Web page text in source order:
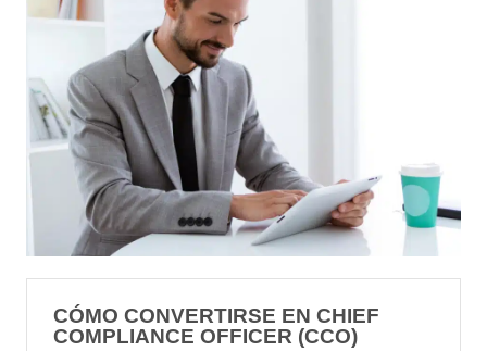
CÓMO CONVERTIRSE EN CHIEF
COMPLIANCE OFFICER (CCO)